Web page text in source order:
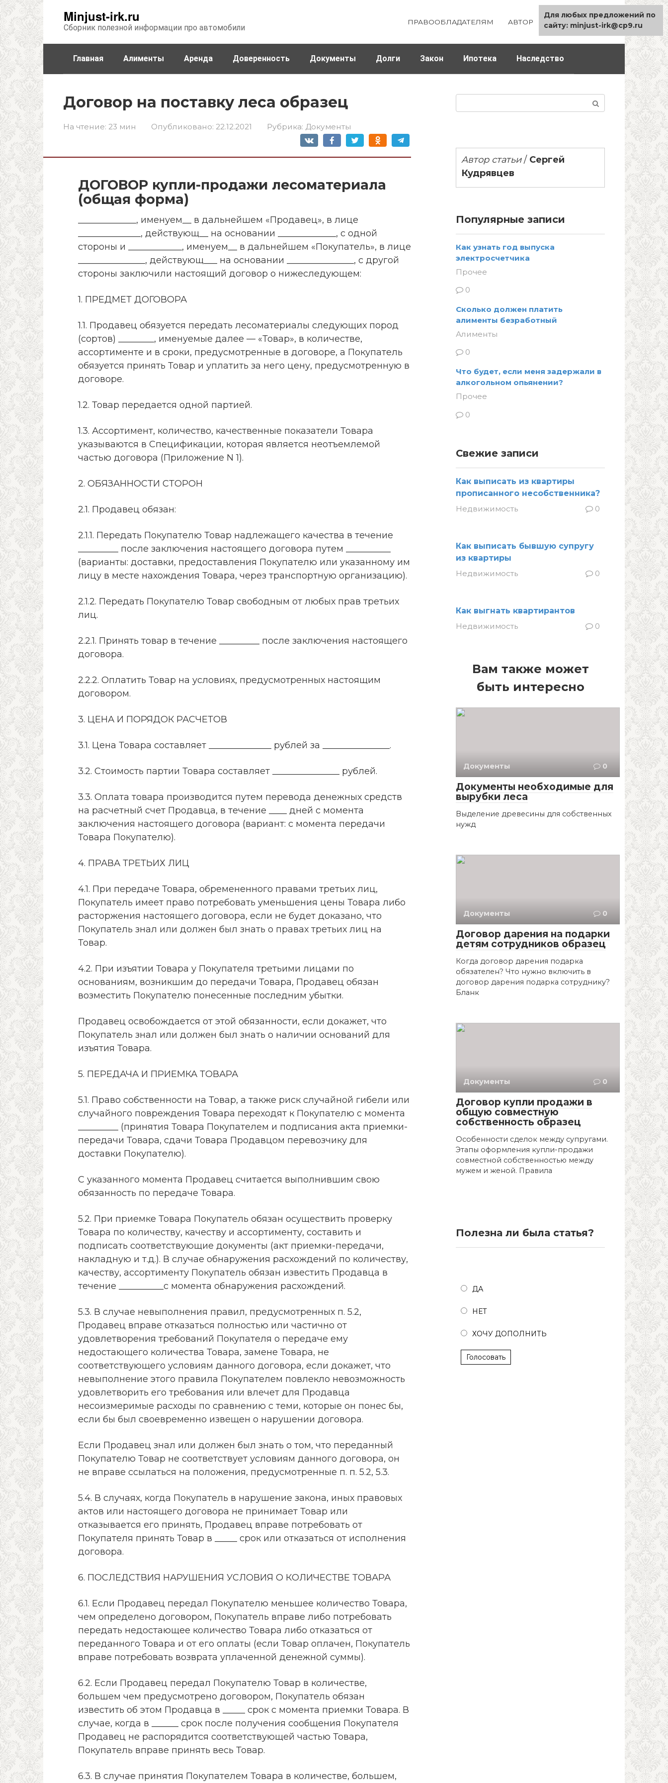
Minjust-irk.ru
Сборник полезной информации про автомобили
ПРАВООБЛАДАТЕЛЯМ АВТОР КАРТА САЙТА
Главная Алименты Аренда Доверенность Документы Долги Закон Ипотека Наследство
Договор на поставку леса образец
На чтение: 23 мин Опубликовано: 22.12.2021 Рубрика: Документы
ДОГОВОР купли-продажи лесоматериала
(общая форма)
_____________, именуем__ в дальнейшем «Продавец», в лице
______________, действующ__ на основании _____________, с одной
стороны и ____________, именуем__ в дальнейшем «Покупатель», в лице
_______________, действующ___ на основании _______________, с другой
стороны заключили настоящий договор о нижеследующем:
1. ПРЕДМЕТ ДОГОВОРА
1.1. Продавец обязуется передать лесоматериалы следующих пород
(сортов) ________, именуемые далее — «Товар», в количестве,
ассортименте и в сроки, предусмотренные в договоре, а Покупатель
обязуется принять Товар и уплатить за него цену, предусмотренную в
договоре.
1.2. Товар передается одной партией.
1.3. Ассортимент, количество, качественные показатели Товара
указываются в Спецификации, которая является неотъемлемой
частью договора (Приложение N 1).
2. ОБЯЗАННОСТИ СТОРОН
2.1. Продавец обязан:
2.1.1. Передать Покупателю Товар надлежащего качества в течение
_________ после заключения настоящего договора путем __________
(варианты: доставки, предоставления Покупателю или указанному им
лицу в месте нахождения Товара, через транспортную организацию).
2.1.2. Передать Покупателю Товар свободным от любых прав третьих
лиц.
2.2.1. Принять товар в течение _________ после заключения настоящего
договора.
2.2.2. Оплатить Товар на условиях, предусмотренных настоящим
договором.
3. ЦЕНА И ПОРЯДОК РАСЧЕТОВ
3.1. Цена Товара составляет ______________ рублей за _______________.
3.2. Стоимость партии Товара составляет _______________ рублей.
3.3. Оплата товара производится путем перевода денежных средств
на расчетный счет Продавца, в течение ____ дней с момента
заключения настоящего договора (вариант: с момента передачи
Товара Покупателю).
4. ПРАВА ТРЕТЬИХ ЛИЦ
4.1. При передаче Товара, обремененного правами третьих лиц,
Покупатель имеет право потребовать уменьшения цены Товара либо
расторжения настоящего договора, если не будет доказано, что
Покупатель знал или должен был знать о правах третьих лиц на
Товар.
4.2. При изъятии Товара у Покупателя третьими лицами по
основаниям, возникшим до передачи Товара, Продавец обязан
возместить Покупателю понесенные последним убытки.
Продавец освобождается от этой обязанности, если докажет, что
Покупатель знал или должен был знать о наличии оснований для
изъятия Товара.
5. ПЕРЕДАЧА И ПРИЕМКА ТОВАРА
5.1. Право собственности на Товар, а также риск случайной гибели или
случайного повреждения Товара переходят к Покупателю с момента
_________ (принятия Товара Покупателем и подписания акта приемки-
передачи Товара, сдачи Товара Продавцом перевозчику для
доставки Покупателю).
С указанного момента Продавец считается выполнившим свою
обязанность по передаче Товара.
5.2. При приемке Товара Покупатель обязан осуществить проверку
Товара по количеству, качеству и ассортименту, составить и
подписать соответствующие документы (акт приемки-передачи,
накладную и т.д.). В случае обнаружения расхождений по количеству,
качеству, ассортименту Покупатель обязан известить Продавца в
течение __________с момента обнаружения расхождений.
5.3. В случае невыполнения правил, предусмотренных п. 5.2,
Продавец вправе отказаться полностью или частично от
удовлетворения требований Покупателя о передаче ему
недостающего количества Товара, замене Товара, не
соответствующего условиям данного договора, если докажет, что
невыполнение этого правила Покупателем повлекло невозможность
удовлетворить его требования или влечет для Продавца
несоизмеримые расходы по сравнению с теми, которые он понес бы,
если бы был своевременно извещен о нарушении договора.
Если Продавец знал или должен был знать о том, что переданный
Покупателю Товар не соответствует условиям данного договора, он
не вправе ссылаться на положения, предусмотренные п. п. 5.2, 5.3.
5.4. В случаях, когда Покупатель в нарушение закона, иных правовых
актов или настоящего договора не принимает Товар или
отказывается его принять, Продавец вправе потребовать от
Покупателя принять Товар в _____ срок или отказаться от исполнения
договора.
6. ПОСЛЕДСТВИЯ НАРУШЕНИЯ УСЛОВИЯ О КОЛИЧЕСТВЕ ТОВАРА
6.1. Если Продавец передал Покупателю меньшее количество Товара,
чем определено договором, Покупатель вправе либо потребовать
передать недостающее количество Товара либо отказаться от
переданного Товара и от его оплаты (если Товар оплачен, Покупатель
вправе потребовать возврата уплаченной денежной суммы).
6.2. Если Продавец передал Покупателю Товар в количестве,
большем чем предусмотрено договором, Покупатель обязан
известить об этом Продавца в _____ срок с момента приемки Товара. В
случае, когда в ______ срок после получения сообщения Покупателя
Продавец не распорядится соответствующей частью Товара,
Покупатель вправе принять весь Товар.
6.3. В случае принятия Покупателем Товара в количестве, большем,
Автор статьи/ Сергей
Кудрявцев
Популярные записи
Как узнать год выпуска
электросчетчика
Прочее
0
Сколько должен платить
алименты безработный
Алименты
0
Что будет, если меня задержали в
алкогольном опьянении?
Прочее
0
Свежие записи
Как выписать из квартиры
прописанного несобственника?
Недвижимость
0
Как выписать бывшую супругу
из квартиры
Недвижимость
0
Как выгнать квартирантов
Недвижимость
0
Вам также может
быть интересно
Документы 0
Документы необходимые для
вырубки леса
Выделение древесины для собственных
нужд
Документы 0
Договор дарения на подарки
детям сотрудников образец
Когда договор дарения подарка
обязателен? Что нужно включить в
договор дарения подарка сотруднику?
Бланк
Документы 0
Договор купли продажи в
общую совместную
собственность образец
Особенности сделок между супругами.
Этапы оформления купли-продажи
совместной собственностью между
мужем и женой. Правила
Полезна ли была статья?
ДА
НЕТ
ХОЧУ ДОПОЛНИТЬ
Голосовать
Для любых предложений по
сайту: minjust-irk@cp9.ru